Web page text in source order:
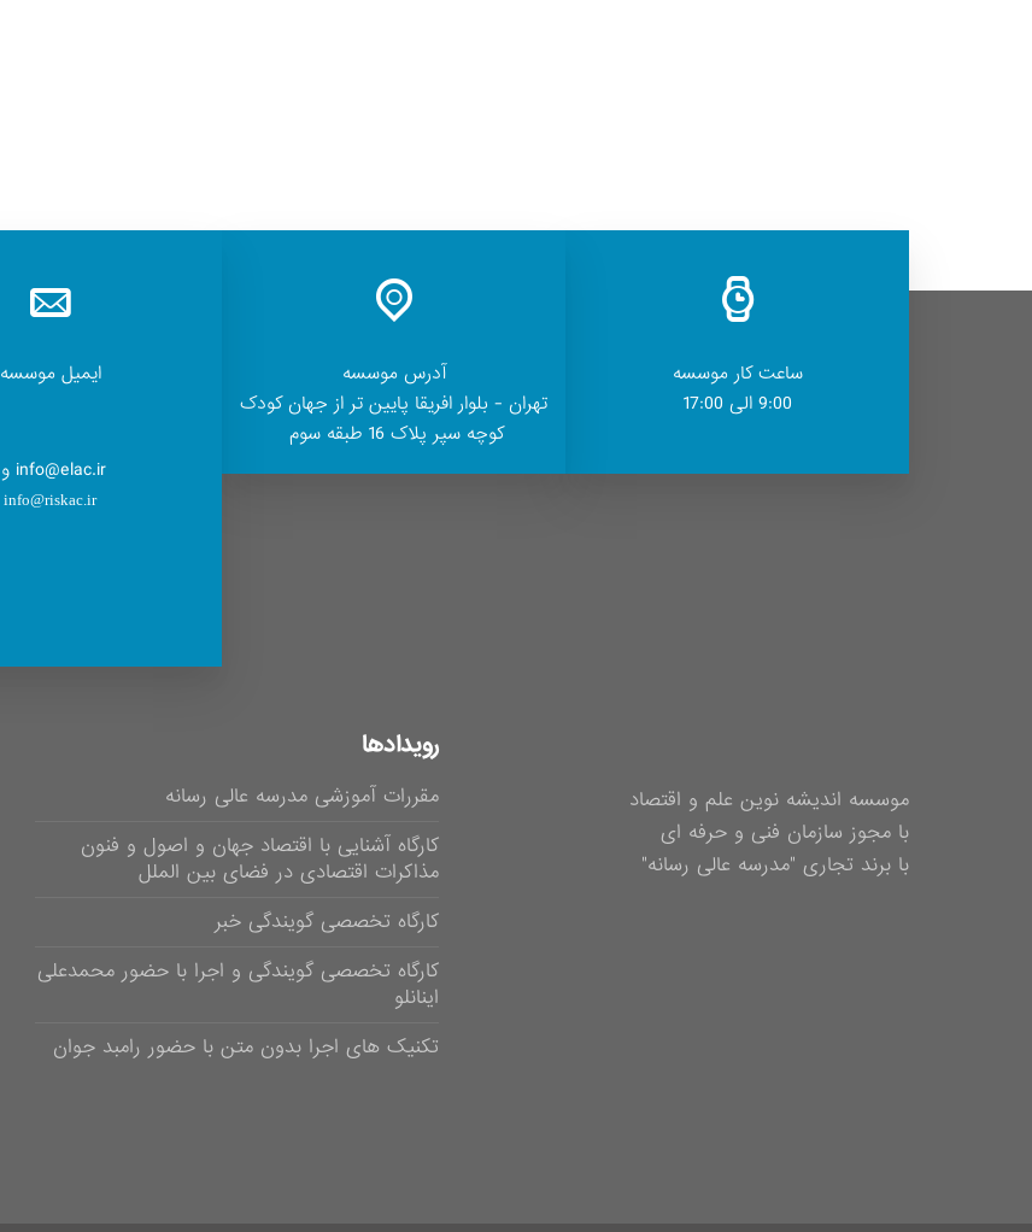
ساعت کار موسسه
9:00 الی 17:00
آدرس موسسه
تهران - بلوار افریقا پایین تر از جهان کودک
کوچه سپر پلاک 16 طبقه سوم
ایمیل موسسه
info@elac.ir و
info@riskac.ir
موسسه اندیشه نوین علم و اقتصاد
با مجوز سازمان فنی و حرفه ای
با برند تجاری "مدرسه عالی رسانه"
رویدادها
مقررات آموزشی مدرسه عالی رسانه
کارگاه آشنایی با اقتصاد جهان و اصول و فنون
مذاکرات اقتصادی در فضای بین الملل
کارگاه تخصصی گویندگی خبر
کارگاه تخصصی گویندگی و اجرا با حضور محمدعلی
اینانلو
تکنیک های اجرا بدون متن با حضور رامبد جوان